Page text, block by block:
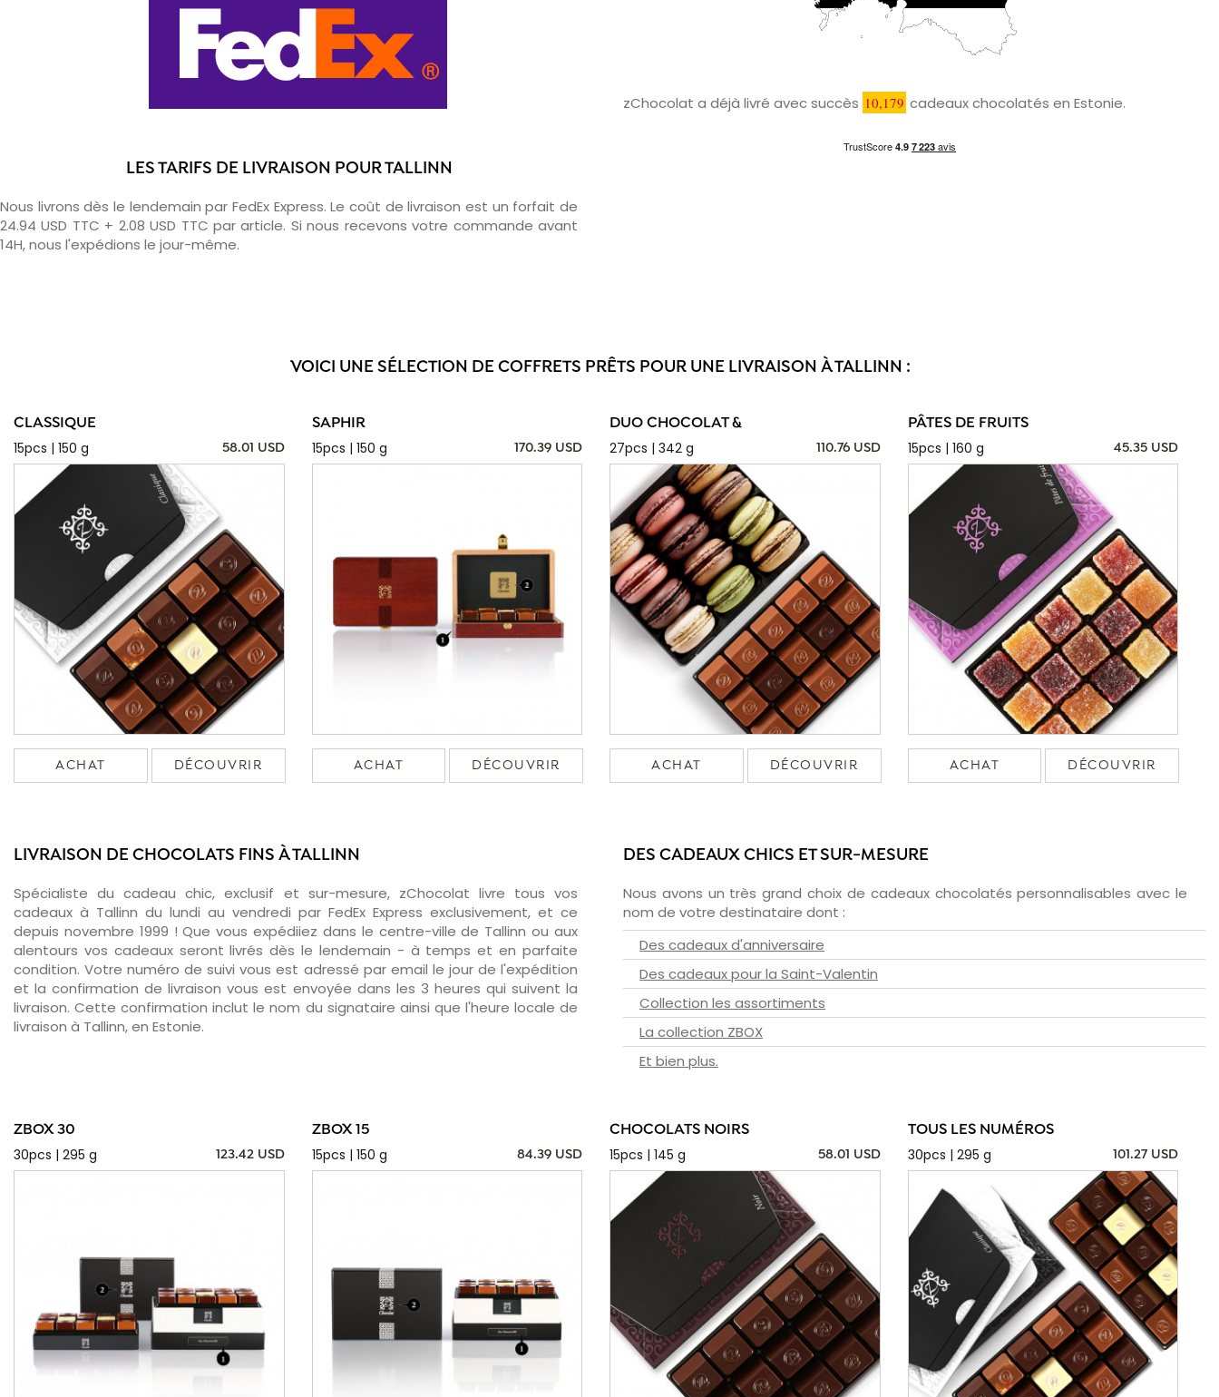
LES TARIFS DE LIVRAISON POUR TALLINN
Nous livrons dès le lendemain par FedEx Express. Le coût de livraison est un forfait de
24.94 USD TTC + 2.08 USD TTC par article. Si nous recevons votre commande avant
14H, nous l'expédions le jour-même.
zChocolat a déjà livré avec succès 10,179 cadeaux chocolatés en Estonie.
VOICI UNE SÉLECTION DE COFFRETS PRÊTS POUR UNE LIVRAISON À TALLINN :
CLASSIQUE
15pcs | 150 g
58.01 USD
ACHAT DÉCOUVRIR
SAPHIR
15pcs | 150 g
170.39 USD
ACHAT DÉCOUVRIR
DUO CHOCOLAT &
27pcs | 342 g
110.76 USD
ACHAT DÉCOUVRIR
PÂTES DE FRUITS
15pcs | 160 g
45.35 USD
ACHAT DÉCOUVRIR
LIVRAISON DE CHOCOLATS FINS À TALLINN
Spécialiste du cadeau chic, exclusif et sur-mesure, zChocolat livre tous vos
cadeaux à Tallinn du lundi au vendredi par FedEx Express exclusivement, et ce
depuis novembre 1999 ! Que vous expédiiez dans le centre-ville de Tallinn ou aux
alentours vos cadeaux seront livrés dès le lendemain - à temps et en parfaite
condition. Votre numéro de suivi vous est adressé par email le jour de l'expédition
et la confirmation de livraison vous est envoyée dans les 3 heures qui suivent la
livraison. Cette confirmation inclut le nom du signataire ainsi que l'heure locale de
livraison à Tallinn, en Estonie.
DES CADEAUX CHICS ET SUR-MESURE
Nous avons un très grand choix de cadeaux chocolatés personnalisables avec le
nom de votre destinataire dont :
Des cadeaux d'anniversaire
Des cadeaux pour la Saint-Valentin
Collection les assortiments
La collection ZBOX
Et bien plus.
ZBOX 30
30pcs | 295 g
123.42 USD
ZBOX 15
15pcs | 150 g
84.39 USD
CHOCOLATS NOIRS
15pcs | 145 g
58.01 USD
TOUS LES NUMÉROS
30pcs | 295 g
101.27 USD